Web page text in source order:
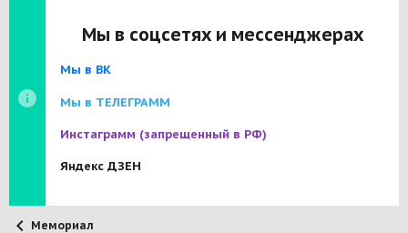
Мы в соцсетях и мессенджерах
Мы в ВК
Мы в ТЕЛЕГРАММ
Инстаграмм (запрещенный в РФ)
Яндекс ДЗЕН
Мемориал